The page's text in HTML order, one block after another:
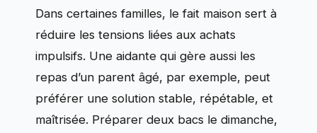
Dans certaines familles, le fait maison sert à
réduire les tensions liées aux achats
impulsifs. Une aidante qui gère aussi les
repas d’un parent âgé, par exemple, peut
préférer une solution stable, répétable, et
maîtrisée. Préparer deux bacs le dimanche,